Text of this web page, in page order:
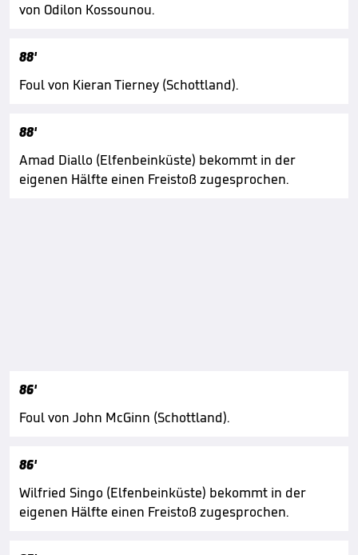
von Odilon Kossounou.
88'
Foul von Kieran Tierney (Schottland).
88'
Amad Diallo (Elfenbeinküste) bekommt in der
eigenen Hälfte einen Freistoß zugesprochen.
86'
Foul von John McGinn (Schottland).
86'
Wilfried Singo (Elfenbeinküste) bekommt in der
eigenen Hälfte einen Freistoß zugesprochen.